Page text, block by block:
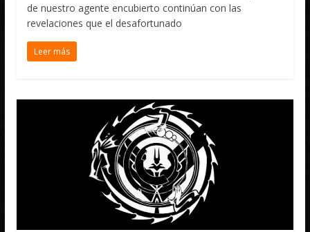
de nuestro agente encubierto continúan con las
revelaciones que el desafortunado
Leer más